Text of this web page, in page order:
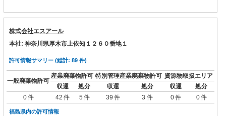
株式会社エスアール
本社: 神奈川県厚木市上依知１２６０番地１
許可情報サマリー (総計: 89 件)
一般廃棄物許可
産業廃棄物許可 特別管理産業廃棄物許可 資源物取扱エリア
収運
処分 収運 処分 収運
処分
0 件
42 件 5 件 39 件 3 件 0 件 0 件
福島県内の許可情報